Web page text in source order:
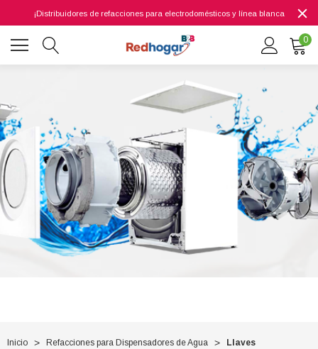
¡Distribuidores de refacciones para electrodomésticos y línea blanca
0
Inicio Refacciones para Dispensadores de Agua Llaves